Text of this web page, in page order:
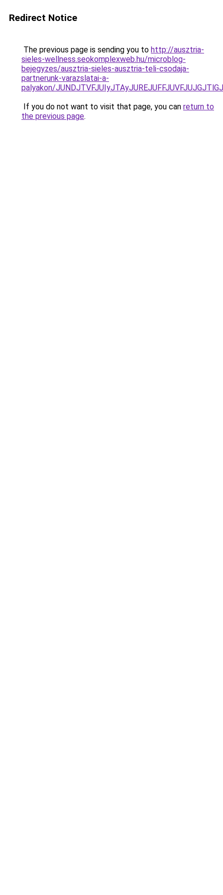
Redirect Notice
The previous page is sending you to http://ausztria-
sieles-wellness.seokomplexweb.hu/microblog-
bejegyzes/ausztria-sieles-ausztria-teli-csodaja-
partnerunk-varazslatai-a-
palyakon/
If you do not want to visit that page, you can return to
the previous page.